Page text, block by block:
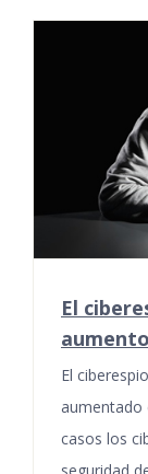
El
El
aumentado
casos los